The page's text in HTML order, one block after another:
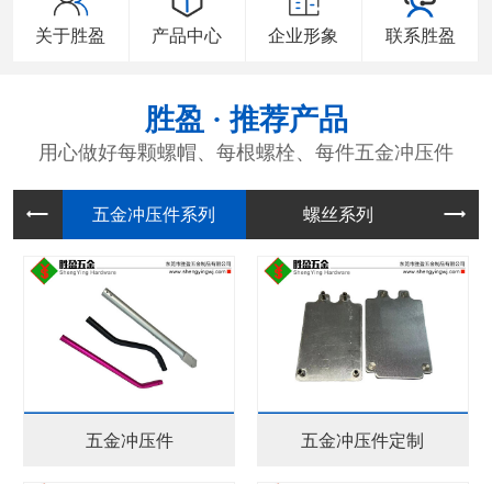
关于胜盈 产品中心 企业形象 联系胜盈
胜盈 · 推荐产品
用心做好每颗螺帽、每根螺栓、每件五金冲压件
五金冲压 螺丝系列
五金冲压件 五金冲压件定制